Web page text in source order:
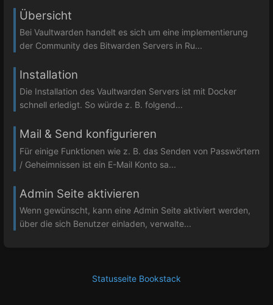
Übersicht
Bei Vaultwarden handelt es sich um eine implementierung
der Community des Bitwarden Servers in Ru...
Installation
Die Installation des Vaultwarden Servers ist mit Docker
schnell erledigt. So würde z. B. folgend...
Mail & Send konfigurieren
Für einige Funktionen wie z. B. das Senden von Passwörtern
/ Geheimnissen ist ein E-Mail Konto sa...
Admin Seite aktivieren
Wenn gewünscht, kann eine Admin Seite aktiviert werden,
über die sich Benutzer einladen, verwalte...
Statusseite Bookstack